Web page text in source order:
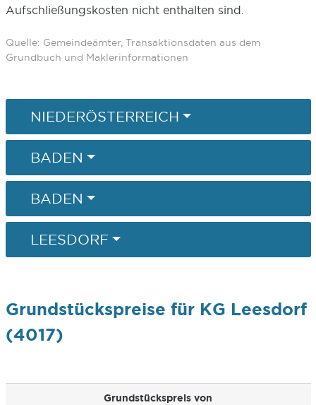
Aufschließungskosten nicht enthalten sind.
Quelle: Gemeindeämter, Transaktionsdaten aus dem
Grundbuch und Maklerinformationen
NIEDERÖSTERREICH
BADEN
BADEN
LEESDORF
Grundstückspreise für KG Leesdorf
(4017)
Grundstückspreis von